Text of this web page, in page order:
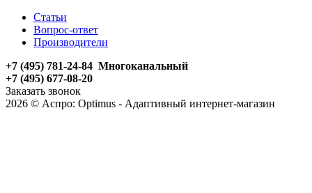
Статьи
Вопрос-ответ
Производители
+7 (495) 781-24-84 Многоканальный
+7 (495) 677-08-20
Заказать звонок
2026 © Аспро: Optimus - Адаптивный интернет-магазин